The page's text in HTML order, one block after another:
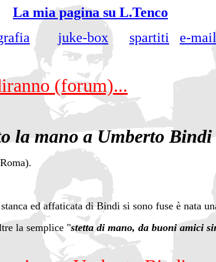
La mia pagina su L.Tenco
juke-box spartiti e-mail
(forum)...
la mano a Umberto Bindi
ed affaticata di Bindi si sono fuse è nata
la semplice "stetta di mano, da buoni amici